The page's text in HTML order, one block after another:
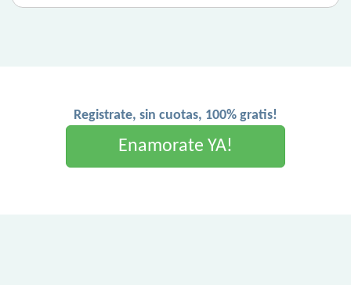
Registrate, sin cuotas, 100% gratis!
Enamorate YA!